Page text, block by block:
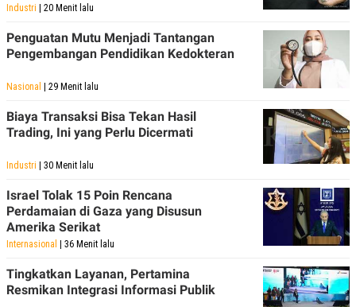
Industri | 20 Menit lalu
Penguatan Mutu Menjadi Tantangan
Pengembangan Pendidikan Kedokteran
Nasional | 29 Menit lalu
Biaya Transaksi Bisa Tekan Hasil
Trading, Ini yang Perlu Dicermati
Industri | 30 Menit lalu
Israel Tolak 15 Poin Rencana
Perdamaian di Gaza yang Disusun
Amerika Serikat
Internasional | 36 Menit lalu
Tingkatkan Layanan, Pertamina
Resmikan Integrasi Informasi Publik